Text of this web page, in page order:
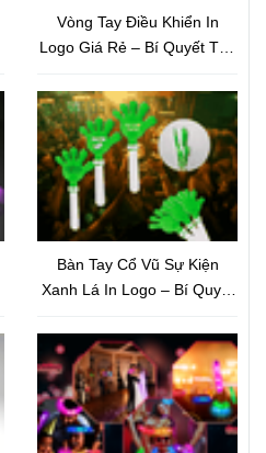
Vòng Tay Điều Khiển In
Logo Giá Rẻ – Bí Quyết Tạo
Nổ Và Nâng Tầm Thương
Hiệu
Bàn Tay Cổ Vũ Sự Kiện
Xanh Lá In Logo – Bí Quyết
Kiệm Nhưng Hiệu Quả Bất
Ngờ